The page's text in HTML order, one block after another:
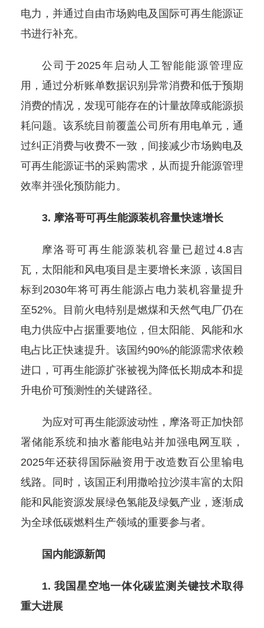
电力，并通过自由市场购电及国际可再生能源证
书进行补充。
公司于2025年启动人工智能能源管理应
用，通过分析账单数据识别异常消费和低于预期
消费的情况，发现可能存在的计量故障或能源损
耗问题。该系统目前覆盖公司所有用电单元，通
过纠正消费与收费不一致，间接减少市场购电及
可再生能源证书的采购需求，从而提升能源管理
效率并强化预防能力。
3. 摩洛哥可再生能源装机容量快速增长
摩洛哥可再生能源装机容量已超过4.8吉
瓦，太阳能和风电项目是主要增长来源，该国目
标到2030年将可再生能源占电力装机容量提升
至52%。目前火电特别是燃煤和天然气电厂仍在
电力供应中占据重要地位，但太阳能、风能和水
电占比正快速提升。该国约90%的能源需求依赖
进口，可再生能源扩张被视为降低长期成本和提
升电价可预测性的关键路径。
为应对可再生能源波动性，摩洛哥正加快部
署储能系统和抽水蓄能电站并加强电网互联，
2025年还获得国际融资用于改造数百公里输电
线路。同时，该国正利用撒哈拉沙漠丰富的太阳
能和风能资源发展绿色氢能及绿氨产业，逐渐成
为全球低碳燃料生产领域的重要参与者。
国内能源新闻
1. 我国星空地一体化碳监测关键技术取得
重大进展